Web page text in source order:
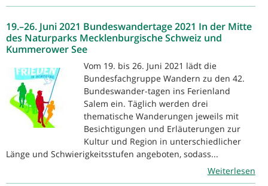
19.–26. Juni 2021 Bundeswandertage 2021 In der Mitte
des Naturparks Mecklenburgische Schweiz und
Kummerower See
Vom 19. bis 26. Juni 2021 lädt die
Bundesfachgruppe Wandern zu den 42.
Bundeswander-tagen ins Ferienland
Salem ein. Täglich werden drei
thematische Wanderungen jeweils mit
Besichtigungen und Erläuterungen zur
Kultur und Region in unterschiedlicher
Länge und Schwierigkeitsstufen angeboten, sodass...
Weiterlesen